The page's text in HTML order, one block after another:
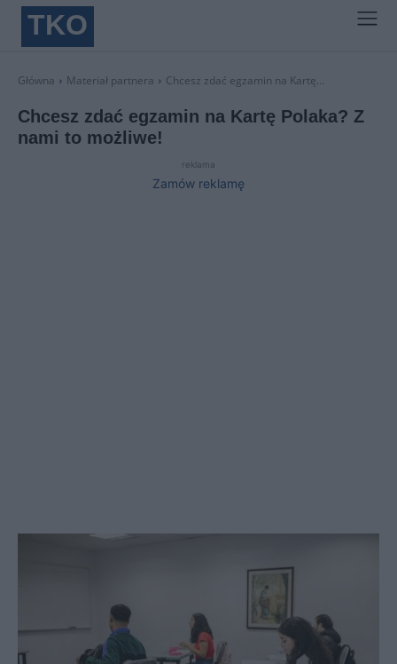
TKO
Główna Materiał partnera Chcesz zdać egzamin na Kartę...
Chcesz zdać egzamin na Kartę Polaka? Z
nami to możliwe!
reklama
Zamów reklamę